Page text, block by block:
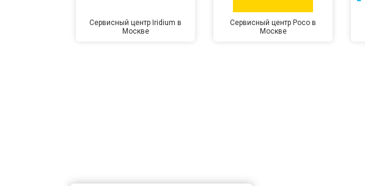
Сервисный центр Iridium в
Москве
Сервисный центр Poco в
Москве